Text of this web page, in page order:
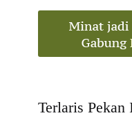
Terlaris Pekan